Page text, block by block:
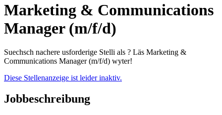
Marketing & Communications
Manager (m/f/d)
Suechsch nachere usforderige Stelli als ? Läs Marketing &
Communications Manager (m/f/d) wyter!
Diese Stellenanzeige ist leider inaktiv.
Jobbeschreibung